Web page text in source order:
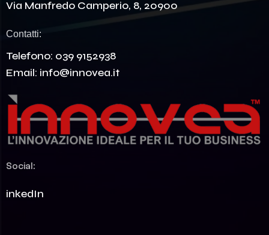
Via Manfredo Camperio, 8, 20900
Contatti:
Telefono: 039 9152938
Email: info@innovea.it
Social:
LinkedIn